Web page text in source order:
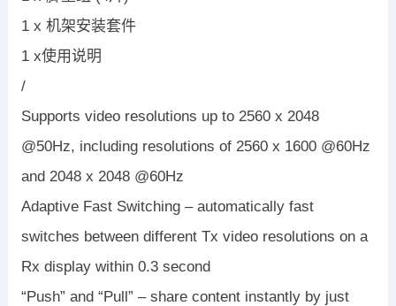
1 x 机架安装套件
1 x使用说明
/
Supports video resolutions up to 2560 x 2048
@50Hz, including resolutions of 2560 x 1600 @60Hz
and 2048 x 2048 @60Hz
Adaptive Fast Switching – automatically fast
switches between different Tx video resolutions on a
Rx display within 0.3 second
“Push” and “Pull” – share content instantly by just